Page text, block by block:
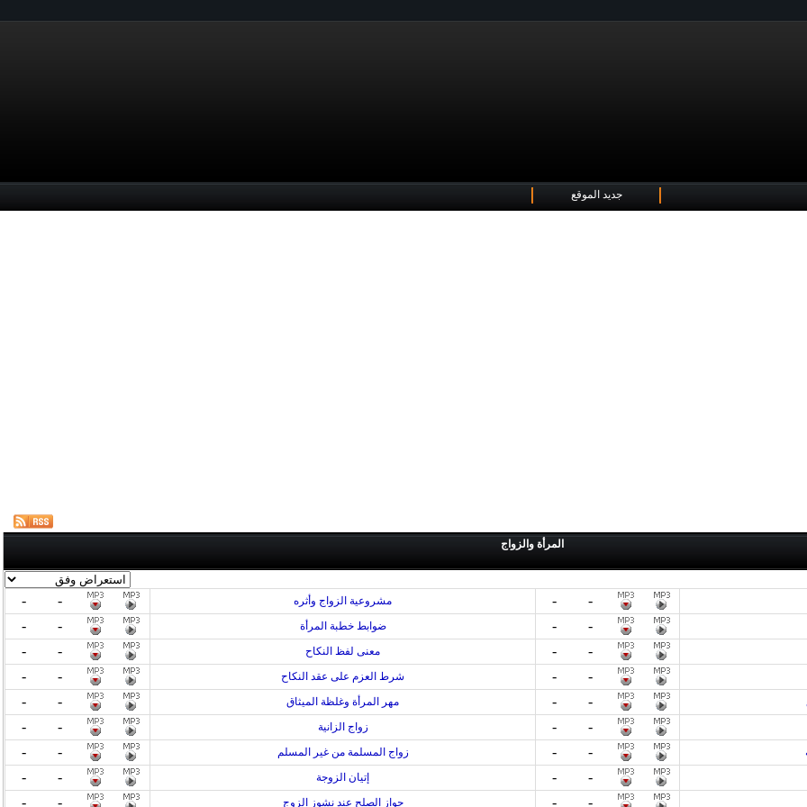
جديد الموقع
المرأة والزواج
- - مشروعية الزواج وأثره - -
- - ضوابط خطبة المرأة - -
- - معنى لفظ النكاح - -
- - شرط العزم على عقد النكاح - -
- - مهر المرأة وغلظة الميثاق - -
- - زواج الزانية - -
- - زواج المسلمة من غير المسلم - -
- - إتيان الزوجة - -
- - جواز الصلح عند نشوز الزوج - -